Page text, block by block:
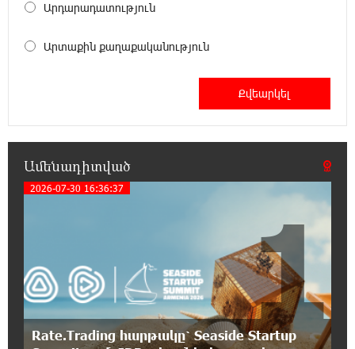
հետևանքով զոհվել է առնվազն երկու
21:30:30 5-08-2026
թաղամասի փայտի արտադրամասում.
21:11:08 5-08-2026
ԱՄՆ-ը հանել է Իրանի ԻՀՊԿ-ին առնչվող
երկու ինքնաթիռի և երեք
ավիաընկերության նկատմամբ պատժամիջոցները
Արդարադատություն
Արտաքին քաղաքականություն
Ամենադիտված
2026-07-30 16:36:37
Rate.Trading հարթակը՝ Seaside Startup
1